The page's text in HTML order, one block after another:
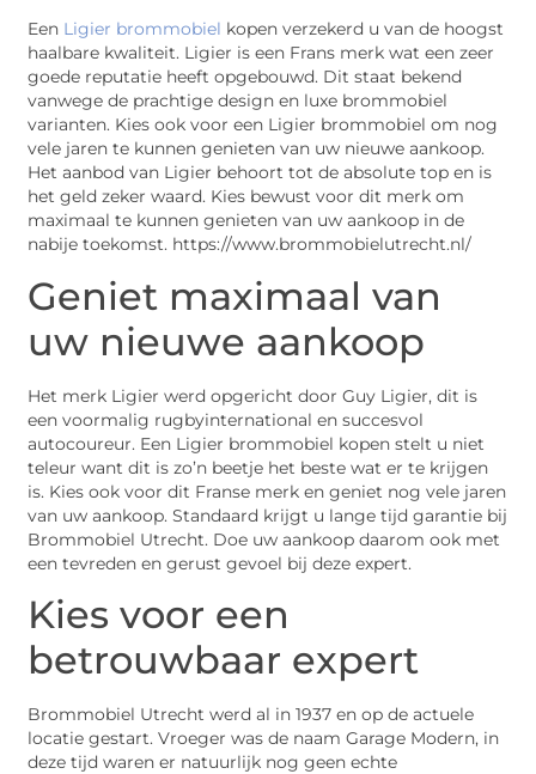
Een Ligier brommobiel kopen verzekerd u van de hoogst
haalbare kwaliteit. Ligier is een Frans merk wat een zeer
goede reputatie heeft opgebouwd. Dit staat bekend
vanwege de prachtige design en luxe brommobiel
varianten. Kies ook voor een Ligier brommobiel om nog
vele jaren te kunnen genieten van uw nieuwe aankoop.
Het aanbod van Ligier behoort tot de absolute top en is
het geld zeker waard. Kies bewust voor dit merk om
maximaal te kunnen genieten van uw aankoop in de
nabije toekomst. https://www.brommobielutrecht.nl/
Geniet maximaal van
uw nieuwe aankoop
Het merk Ligier werd opgericht door Guy Ligier, dit is
een voormalig rugbyinternational en succesvol
autocoureur. Een Ligier brommobiel kopen stelt u niet
teleur want dit is zo’n beetje het beste wat er te krijgen
is. Kies ook voor dit Franse merk en geniet nog vele jaren
van uw aankoop. Standaard krijgt u lange tijd garantie bij
Brommobiel Utrecht. Doe uw aankoop daarom ook met
een tevreden en gerust gevoel bij deze expert.
Kies voor een
betrouwbaar expert
Brommobiel Utrecht werd al in 1937 en op de actuele
locatie gestart. Vroeger was de naam Garage Modern, in
deze tijd waren er natuurlijk nog geen echte